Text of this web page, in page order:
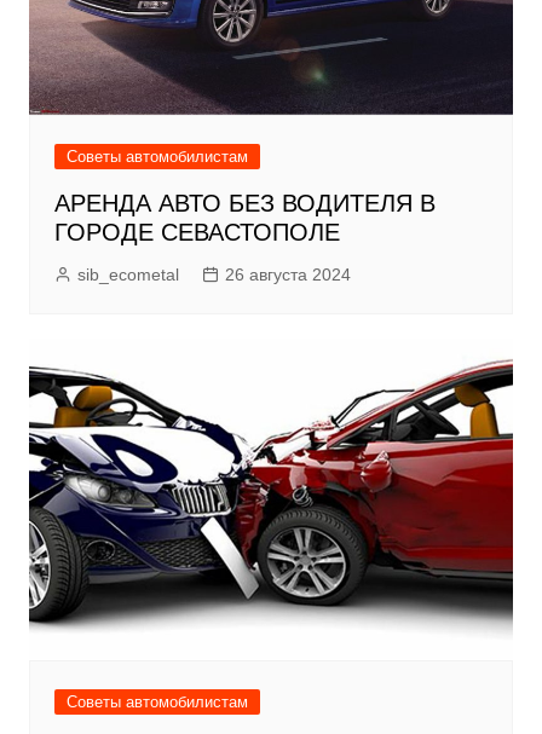
Советы автомобилистам
АРЕНДА АВТО БЕЗ ВОДИТЕЛЯ В
ГОРОДЕ СЕВАСТОПОЛЕ
sib_ecometal 26 августа 2024
Советы автомобилистам